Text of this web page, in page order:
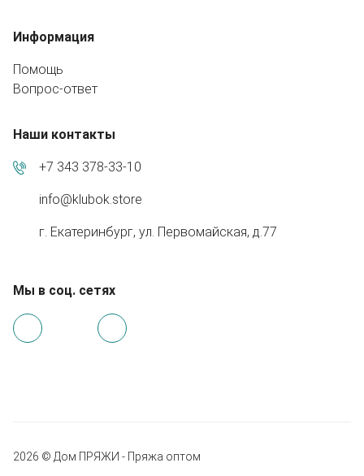
Информация
Помощь
Вопрос-ответ
Наши контакты
+7 343 378-33-10
info@klubok.store
г. Екатеринбург, ул. Первомайская, д.77
Мы в соц. сетях
2026 © Дом ПРЯЖИ - Пряжа оптом